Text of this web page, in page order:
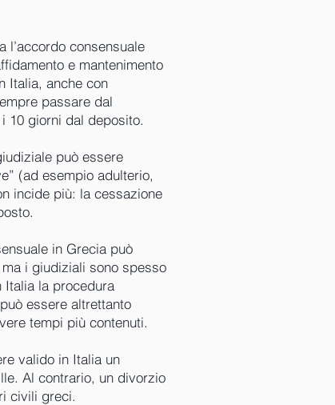
l’accordo consensuale
e mantenimento
Italia, anche con
passare dal
10 giorni dal deposito.
può essere
(ad esempio adulterio,
incide più: la cessazione
in Grecia può
i giudiziali sono spesso
la procedura
essere altrettanto
tempi più contenuti.
valido in Italia un
Al contrario, un divorzio
civili greci.